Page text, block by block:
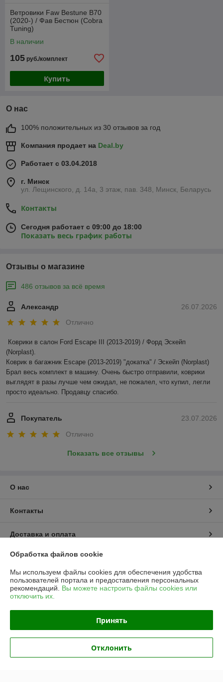
Ветровики Faw Bestune B70
(2020-) / Фав Бестюн (Cobra
Tuning)
В наличии
105 руб./комплект
Купить
О нас
100% положительных из 30 отзывов за год
Компания продает на Deal.by
Работает с 03.04.2018
г. Минск
ул. Лещинского, д. 14а, 3 этаж, пав. 348, Минск, Беларусь
Контакты
Сегодня работает с 09:00 до 18:00
Показать весь график работы
Отзывы о магазине
486 отзывов за всё время
26.07.2026
Александр
Отлично
Коврики в салон Ford Escape III (2013-2019) / Форд Эскейп
(Norplast).
Коврик в багажник Escape (2013-2019) "докатка" / Эскейп (Norplast)
Брал весь комплект в машину. Очень быстро отправили, коврики
выглядят в разы лучше чем ожидал, не пожалел, что купил, легли
просто идеально. Продавцу спасибо.
23.07.2026
Покупатель
Отлично
Показать все отзывы
О нас
Контакты
Доставка и оплата
График работы
Полная версия сайта
Сайт создан на платформе Deal.by
Обработка файлов cookie
Мы используем файлы cookies для обеспечения удобства
пользователей портала и предоставления персональных
рекомендаций. Вы можете настроить файлы cookies или
отключить их.
Принять
Отклонить